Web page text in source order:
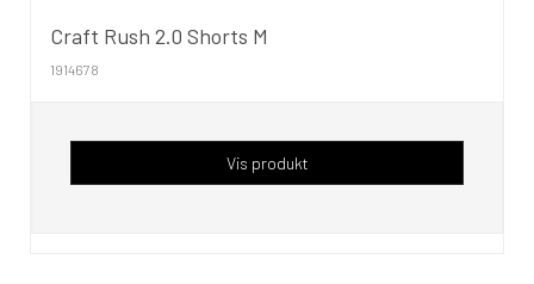
Craft Rush 2.0 Shorts M
1914678
Vis produkt